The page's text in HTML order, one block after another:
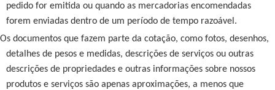
pedido for emitida ou quando as mercadorias encomendadas
forem enviadas dentro de um período de tempo razoável.
Os documentos que fazem parte da cotação, como fotos, desenhos,
detalhes de pesos e medidas, descrições de serviços ou outras
descrições de propriedades e outras informações sobre nossos
produtos e serviços são apenas aproximações, a menos que